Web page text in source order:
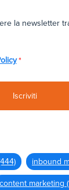
la newsletter
*
inbound
content marketing